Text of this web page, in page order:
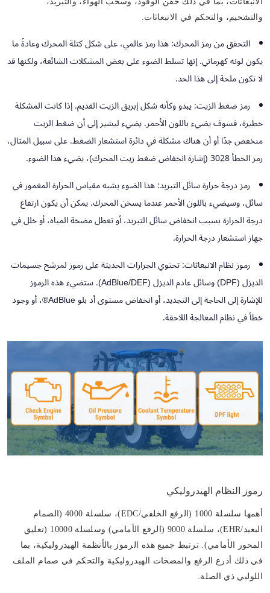
والتشحيم، والتحكم في الانبعاثات.
التحقق من رمز المحرك:هذا رمز عالمي، على شكل كتلة المحرك وعادةً ما
يكون لونه كهرماني. إنها تسلط الضوء على بعض المشكلات الشائعة، ولكنها قد
لا تكون ملحة إلى هذا الحد.
رمز ضغط الزيت:يبدو وكأنه شكل إبريق الزيت القديم. إذا كانت المشكلة
خطيرة، فسوف يضيء باللون الأحمر. يضيء ليشير إلى أن ضغط الزيت
منخفض جدًا أو أن هناك مشكلة في دائرة استشعار الضغط. على سبيل المثال،
رمز الخطأ 3028 (إشارة انخفاض ضغط زيت المحرك)، يضيء هذا الضوء.
رمز درجة حرارة سائل التبريد:هذا الضوء يشبه مقياس الحرارة المغمور في
سائل، وسيضيء باللون الأحمر عندما يسخن المحرك. يمكن أن يكون ارتفاع
درجة الحرارة بسبب انخفاض سائل التبريد، أو تعطل مضخة المياه، أو خلل في
جهاز استشعار درجة الحرارة.
رموز نظام الانبعاثات:تحتوي الجرارات الحديثة على رموز لمرشح جسيمات
الديزل (DPF) وسائل عادم الديزل (AdBlue/DEF). ستضيء هذه الرموز
للإشارة إلى الحاجة إلى التجديد، أو انخفاض مستوى أد بلو AdBlue®، أو وجود
خطأ في نظام المعالجة اللاحقة.
رموز النظام الهيدروليكي
أهمها سلسلة 1000 (الرفع الخلفي/EDC)، سلسلة 4000 (الصمام
البعيد/EHR)، سلسلة 9000 (الرفع الأمامي) وسلسلة 10000 (تعليق
المحور الأمامي). ترتبط جميع هذه الرموز بالأنظمة الهيدروليكية، بما
في ذلك أذرع الرفع والمضخات الهيدروليكية والتحكم في صمام الملف
اللولبي ذي الصلة.